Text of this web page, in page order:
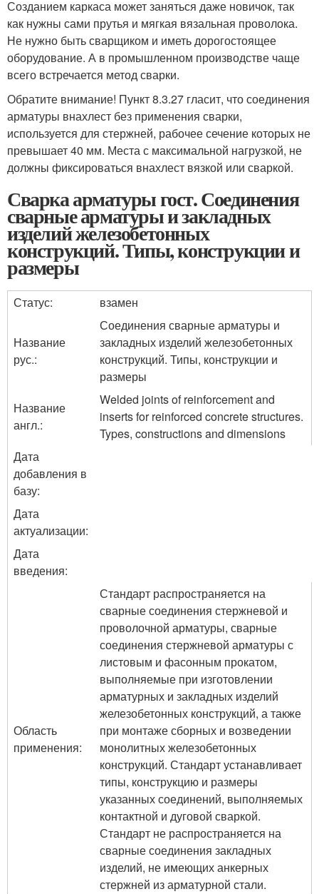
Созданием каркаса может заняться даже новичок, так
как нужны сами прутья и мягкая вязальная проволока.
Не нужно быть сварщиком и иметь дорогостоящее
оборудование. А в промышленном производстве чаще
всего встречается метод сварки.
Обратите внимание! Пункт 8.3.27 гласит, что соединения
арматуры внахлест без применения сварки,
используется для стержней, рабочее сечение которых не
превышает 40 мм. Места с максимальной нагрузкой, не
должны фиксироваться внахлест вязкой или сваркой.
Сварка арматуры гост. Соединения
сварные арматуры и закладных
изделий железобетонных
конструкций. Типы, конструкции и
размеры
Статус: взамен
Название
рус.:
Соединения сварные арматуры и
закладных изделий железобетонных
конструкций. Типы, конструкции и
размеры
Название
англ.:
Welded joints of reinforcement and
inserts for reinforced concrete structures.
Types, constructions and dimensions
Дата
добавления в
базу:
Дата
актуализации:
Дата
введения:
Область
применения:
Стандарт распространяется на
сварные соединения стержневой и
проволочной арматуры, сварные
соединения стержневой арматуры с
листовым и фасонным прокатом,
выполняемые при изготовлении
арматурных и закладных изделий
железобетонных конструкций, а также
при монтаже сборных и возведении
монолитных железобетонных
конструкций. Стандарт устанавливает
типы, конструкцию и размеры
указанных соединений, выполняемых
контактной и дуговой сваркой.
Стандарт не распространяется на
сварные соединения закладных
изделий, не имеющих анкерных
стержней из арматурной стали.